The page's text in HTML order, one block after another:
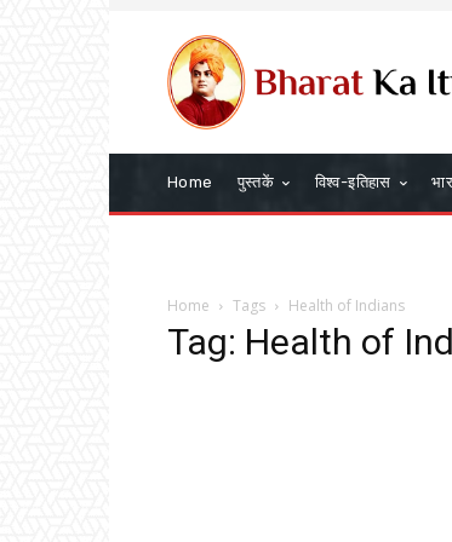
Home पुस्तकें विश्व-इतिहास
Home Tags Health of Indians
Tag: Health of